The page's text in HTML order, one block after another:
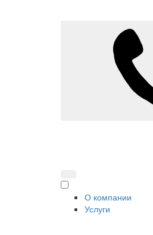
О компании
Услуги